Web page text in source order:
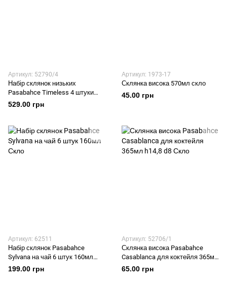
Артикул: 52790/4
Набір склянок низьких
Pasabahce Timeless 4 штуки
345мл h9,8 d8,5 Скло
529.00 грн
Артикул: 1973-17
Склянка висока 570мл скло
45.00 грн
Артикул: 62511
Набір склянок Pasabahce
Sylvana на чай 6 штук 160мл
Скло
199.00 грн
Артикул: 52706/1
Склянка висока Pasabahce
Casablanca для коктейля 365мл
h14,8 d8 Скло
65.00 грн